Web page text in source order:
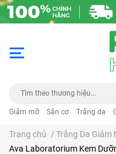
Giảm mỡ Săn cơ Trắng da
Trang chủ / Trắng Da Giảm
Ava Laboratorium Kem